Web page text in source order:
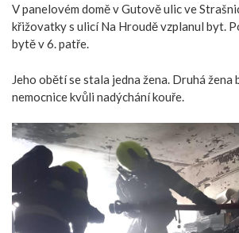
V panelovém domě v Gutově ulic ve
křižovatky s ulicí Na Hroudě vzplanul byt.
bytě v 6. patře.
Jeho obětí se stala jedna žena. Druhá žena
nemocnice kvůli nadýchání kouře.